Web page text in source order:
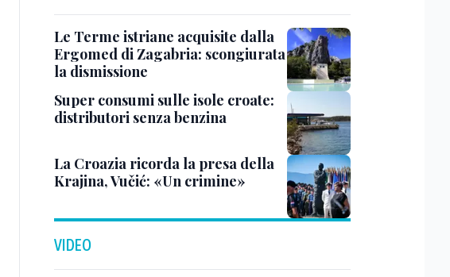
Le Terme istriane acquisite dalla
Ergomed di Zagabria: scongiurata
la dismissione
Super consumi sulle isole croate:
distributori senza benzina
La Croazia ricorda la presa della
Krajina, Vučić: «Un crimine»
VIDEO